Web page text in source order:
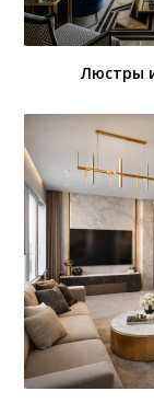
Люстры